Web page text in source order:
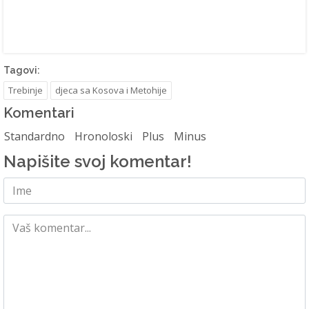
Tagovi:
Trebinje djeca sa Kosova i Metohije
Komentari
Standardno Hronoloski Plus Minus
Napišite svoj komentar!